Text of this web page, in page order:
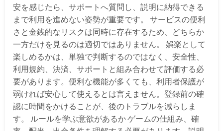
安を感じたら、サポートへ質問し、説明に納得できる
まで利用を進めない姿勢が重要です。 サービスの便利
さと金銭的なリスクは同時に存在するため、どちらか
一方だけを見るのは適切ではありません。 娯楽として
楽しめるかは、単独で判断するのではなく、安全性、
利用規約、決済、サポートと組み合わせて評価する必
要があります。便利な機能が多くても、利用者保護が
弱ければ安心して使えるとは言えません。登録前の確
認に時間をかけることが、後のトラブルを減らしま
す。 ルールを学ぶ意欲があるか ゲームの仕組み、確